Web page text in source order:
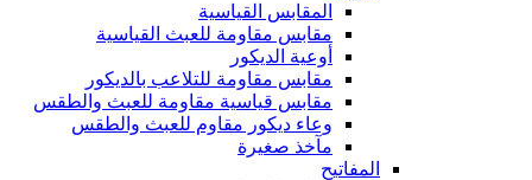
المقابس القياسية
مقابس مقاومة للعبث القياسية
أوعية الديكور
مقابس مقاومة للتلاعب بالديكور
مقابس قياسية مقاومة للعبث والطقس
وعاء ديكور مقاوم للعبث والطقس
مآخذ صغيرة
المفاتيح